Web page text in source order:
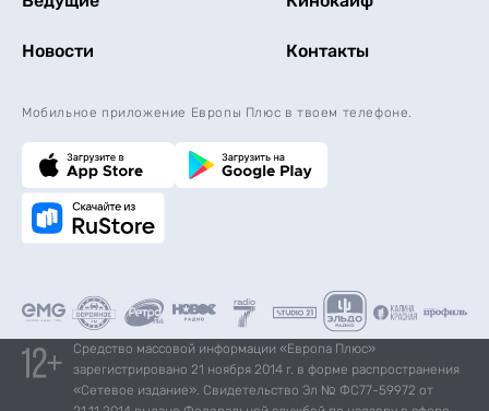
Новости Контакты
Мобильное приложение Европы Плюс в твоем телефоне.
Средство массовой информации «Европа Плюс»
зарегистрировано 21 ноября 2014 г. в форме распространения
«Сетевое издание». Свидетельство Эл № ФС77-59972 от